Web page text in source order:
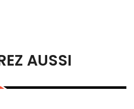
AUSSI